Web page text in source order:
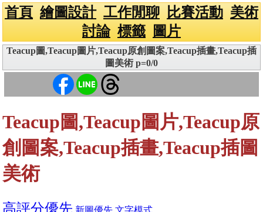
首頁 繪圖設計 工作閒聊 比賽活動 美術
討論 標籤 圖片
Teacup圖,Teacup圖片,Teacup原創圖案,Teacup插畫,Teacup插
圖美術 p=0/0
Teacup圖,Teacup圖片,Teacup原
創圖案,Teacup插畫,Teacup插圖
美術
高評分優先 新圖優先 文字模式